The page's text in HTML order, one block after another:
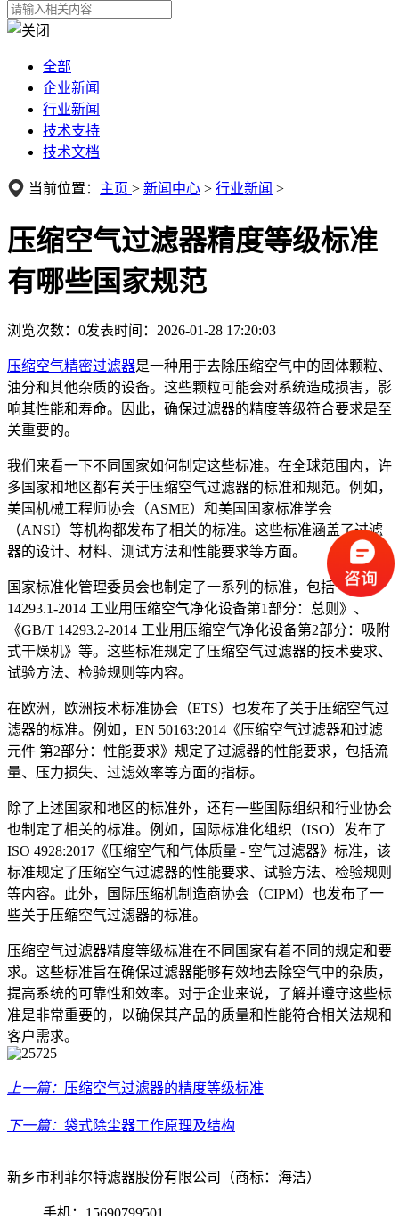
全部
企业新闻
行业新闻
技术支持
技术文档
当前位置： 主页 > 新闻中心 > 行业新闻 >
压缩空气过滤器精度等级标准
有哪些国家规范
浏览次数： 0发表时间：2026-01-28 17:20:03
压缩空气精密过滤器是一种用于去除压缩空气中的固体颗粒、
油分和其他杂质的设备。这些颗粒可能会对系统造成损害，影
响其性能和寿命。因此，确保过滤器的精度等级符合要求是至
关重要的。
我们来看一下不同国家如何制定这些标准。在全球范围内，许
多国家和地区都有关于压缩空气过滤器的标准和规范。例如，
美国机械工程师协会（ASME）和美国国家标准学会
（ANSI）等机构都发布了相关的标准。这些标准涵盖了过滤
器的设计、材料、测试方法和性能要求等方面。
国家标准化管理委员会也制定了一系列的标准，包括《GB/T
14293.1-2014 工业用压缩空气净化设备第1部分：总则》、
《GB/T 14293.2-2014 工业用压缩空气净化设备第2部分：吸附
式干燥机》等。这些标准规定了压缩空气过滤器的技术要求、
试验方法、检验规则等内容。
在欧洲，欧洲技术标准协会（ETS）也发布了关于压缩空气过
滤器的标准。例如，EN 50163:2014《压缩空气过滤器和过滤
元件 第2部分：性能要求》规定了过滤器的性能要求，包括流
量、压力损失、过滤效率等方面的指标。
除了上述国家和地区的标准外，还有一些国际组织和行业协会
也制定了相关的标准。例如，国际标准化组织（ISO）发布了
ISO 4928:2017《压缩空气和气体质量 - 空气过滤器》标准，该
标准规定了压缩空气过滤器的性能要求、试验方法、检验规则
等内容。此外，国际压缩机制造商协会（CIPM）也发布了一
些关于压缩空气过滤器的标准。
压缩空气过滤器精度等级标准在不同国家有着不同的规定和要
求。这些标准旨在确保过滤器能够有效地去除空气中的杂质，
提高系统的可靠性和效率。对于企业来说，了解并遵守这些标
准是非常重要的，以确保其产品的质量和性能符合相关法规和
客户需求。
上一篇： 压缩空气过滤器的精度等级标准
下一篇： 袋式除尘器工作原理及结构
新乡市利菲尔特滤器股份有限公司（商标：海洁）